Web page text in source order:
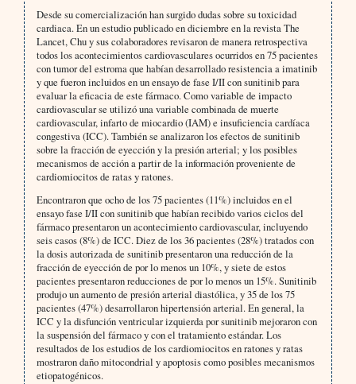
Desde su comercialización han surgido dudas sobre su toxicidad
cardiaca. En un estudio publicado en diciembre en la revista The
Lancet, Chu y sus colaboradores revisaron de manera retrospectiva
todos los acontecimientos cardiovasculares ocurridos en 75 pacientes
con tumor del estroma que habían desarrollado resistencia a imatinib
y que fueron incluidos en un ensayo de fase I/II con sunitinib para
evaluar la eficacia de este fármaco. Como variable de impacto
cardiovascular se utilizó una variable combinada de muerte
cardiovascular, infarto de miocardio (IAM) e insuficiencia cardíaca
congestiva (ICC). También se analizaron los efectos de sunitinib
sobre la fracción de eyección y la presión arterial; y los posibles
mecanismos de acción a partir de la información proveniente de
cardiomiocitos de ratas y ratones.
Encontraron que ocho de los 75 pacientes (11%) incluidos en el
ensayo fase I/II con sunitinib que habían recibido varios ciclos del
fármaco presentaron un acontecimiento cardiovascular, incluyendo
seis casos (8%) de ICC. Diez de los 36 pacientes (28%) tratados con
la dosis autorizada de sunitinib presentaron una reducción de la
fracción de eyección de por lo menos un 10%, y siete de estos
pacientes presentaron reducciones de por lo menos un 15%. Sunitinib
produjo un aumento de presión arterial diastólica, y 35 de los 75
pacientes (47%) desarrollaron hipertensión arterial. En general, la
ICC y la disfunción ventricular izquierda por sunitinib mejoraron con
la suspensión del fármaco y con el tratamiento estándar. Los
resultados de los estudios de los cardiomiocitos en ratones y ratas
mostraron daño mitocondrial y apoptosis como posibles mecanismos
etiopatogénicos.